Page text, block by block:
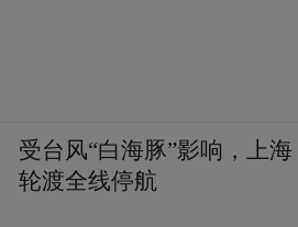
受台风“白海豚”影响，上海
轮渡全线停航